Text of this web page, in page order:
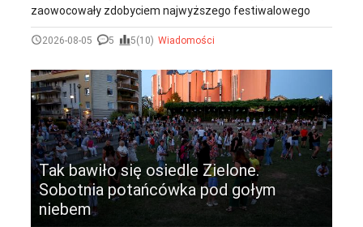
zaowocowały zdobyciem najwyższego festiwalowego
wyróżnienia - Złotej Nagrody.
2026-08-05 5 5(10) Wiadomości
Tak bawiło się osiedle Zielone.
Sobotnia potańcówka pod gołym
niebem